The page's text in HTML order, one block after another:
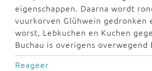
eigenschappen. Daarna wordt
vuurkorven Glühwein gedronken
worst, Lebkuchen en Kuchen
Buchau is overigens overwegend
Reageer